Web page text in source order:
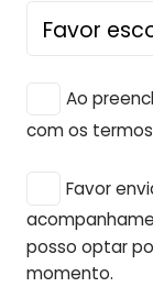
Ao
com os
Favor
posso optar
momento.